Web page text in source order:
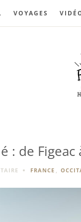
VOYAGES
: de
FRANCE ,